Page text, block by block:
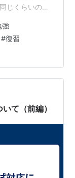
じくらいの学
らないほど ボ
後から成績を
上するから 継
ため高１の中間
てお…
強
#復習
て（前編）